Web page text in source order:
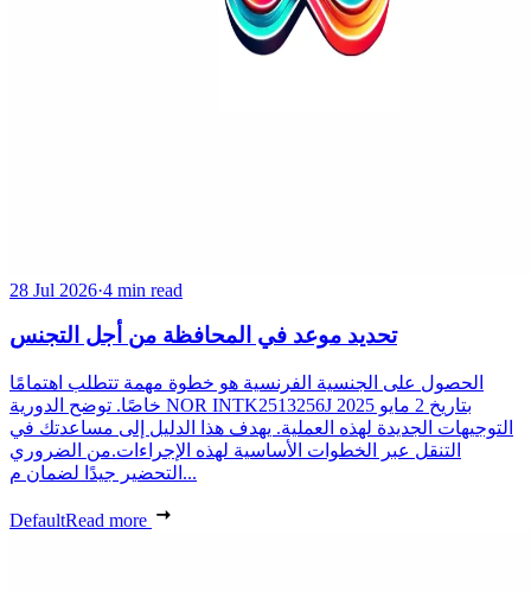
28 Jul 2026·4 min read
تحديد موعد في المحافظة من أجل التجنس
الحصول على الجنسية الفرنسية هو خطوة مهمة تتطلب اهتمامًا
خاصًا. توضح الدورية NOR INTK2513256J بتاريخ 2 مايو 2025
التوجيهات الجديدة لهذه العملية. يهدف هذا الدليل إلى مساعدتك في
التنقل عبر الخطوات الأساسية لهذه الإجراءات.من الضروري
التحضير جيدًا لضمان م...
DefaultRead more